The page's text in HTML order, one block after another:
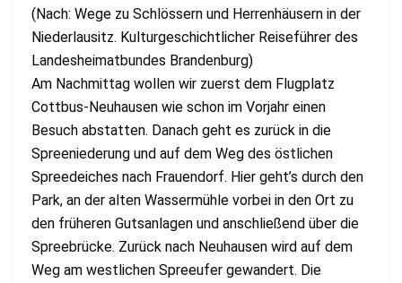
(Nach: Wege zu Schlössern und Herrenhäusern in der
Niederlausitz. Kulturgeschichtlicher Reiseführer des
Landesheimatbundes Brandenburg)
Am Nachmittag wollen wir zuerst dem Flugplatz
Cottbus-Neuhausen wie schon im Vorjahr einen
Besuch abstatten. Danach geht es zurück in die
Spreeniederung und auf dem Weg des östlichen
Spreedeiches nach Frauendorf. Hier geht’s durch den
Park, an der alten Wassermühle vorbei in den Ort zu
den früheren Gutsanlagen und anschließend über die
Spreebrücke. Zurück nach Neuhausen wird auf dem
Weg am westlichen Spreeufer gewandert. Die